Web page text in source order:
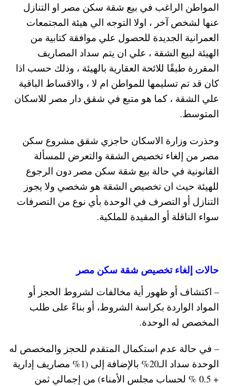
المواطن الراغب في بيع شقة سكن مصر او التنازل
عنها لشخص آخر ، اولا التوجه الي هيئة المجتمعات
العمرانية الجديدة للحصول علي موافقة كتابية من
الهيئة لبيع الشقة ، علي ان يتم سداد المصاريف
المقررة طبقًا للائحة العقارية بالهيئة ، وذلك حسب اذا
كان قد تم تسليمها للمواطن ام لا ، والاقساط الباقية
علي الشقة ، كما هو متبع في شقق دار مصر للاسكان
المتوسط.
وحذرت وزارة الاسكان حاجزي شقق مشروع سكن
مصر من إلغاء تخصيص الشقة والتعرض للمسألة
القانونية في حالة بيع شقة سكن مصر دون الرجوع
للهيئة حيث ان تخصيص الشقة هو شخصي ولا يجوز
التنازل أو التصرف في الوحدة بأي نوع من التصرفات
سواء الناقلة أو المقيدة للملكية.
حالات إلغاء تخصيص شقة سكن مصر
– اكتشاف أو ظهور أية مخالفات لشروط الحجز أو
المواد الواردة بكراسة الشروط، أو بناءً على طلب
المخصص له الوحدة.
– في حالة عدم استكمال المتقدم للحجز والمخصص له
الوحدة سداد الـ20% بالإضافة إلى (1% مصاريف إدارية
+ 0.5 % لحساب مجلس الأمناء) من إجمالي ثمن